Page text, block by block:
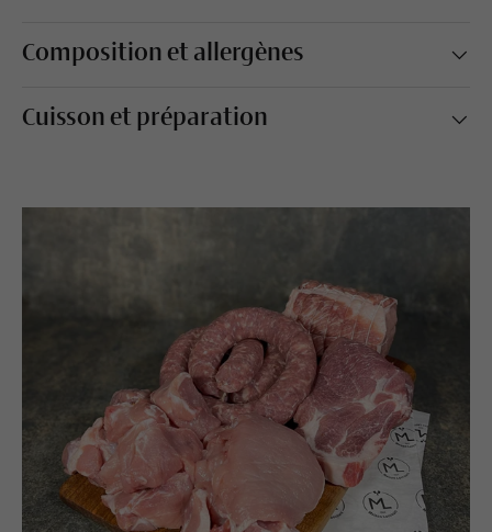
Composition et allergènes
Cuisson et préparation